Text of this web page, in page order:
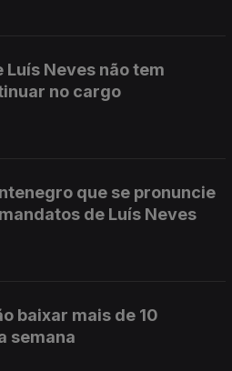
Luís Neves não tem
no cargo
que se pronuncie
de Luís Neves
baixar mais de 10
semana